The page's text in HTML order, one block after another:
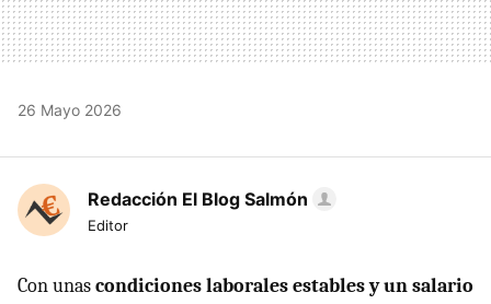
26 Mayo 2026
Redacción El Blog Salmón
Editor
Con unascondiciones laborales estables y un salario